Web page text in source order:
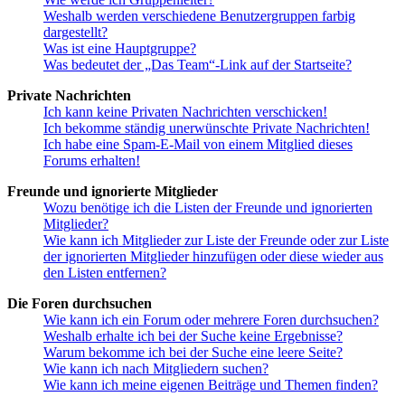
Weshalb werden verschiedene Benutzergruppen farbig
dargestellt?
Was ist eine Hauptgruppe?
Was bedeutet der „Das Team“-Link auf der Startseite?
Private Nachrichten
Ich kann keine Privaten Nachrichten verschicken!
Ich bekomme ständig unerwünschte Private Nachrichten!
Ich habe eine Spam-E-Mail von einem Mitglied dieses
Forums erhalten!
Freunde und ignorierte Mitglieder
Wozu benötige ich die Listen der Freunde und ignorierten
Mitglieder?
Wie kann ich Mitglieder zur Liste der Freunde oder zur Liste
der ignorierten Mitglieder hinzufügen oder diese wieder aus
den Listen entfernen?
Die Foren durchsuchen
Wie kann ich ein Forum oder mehrere Foren durchsuchen?
Weshalb erhalte ich bei der Suche keine Ergebnisse?
Warum bekomme ich bei der Suche eine leere Seite?
Wie kann ich nach Mitgliedern suchen?
Wie kann ich meine eigenen Beiträge und Themen finden?